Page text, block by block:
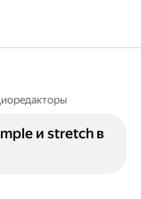
и stretch в